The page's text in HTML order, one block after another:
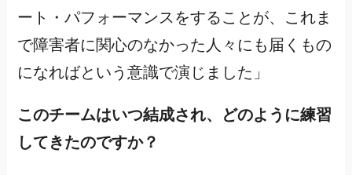
ート・パフォーマンスをすることが、これま
で障害者に関心のなかった人々にも届くもの
になればという意識で演じました」
このチームはいつ結成され、どのように練習
してきたのですか？